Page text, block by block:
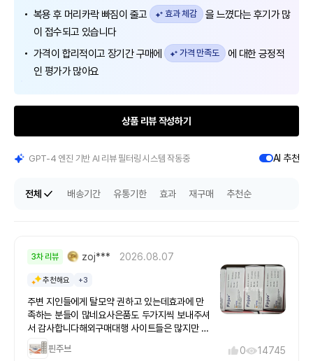
복용 후 머리카락 빠짐이 줄고
효과 체감 을 느꼈다는 후기가 많
이 접수되고 있습니다
가격이 합리적이고 장기간 구매에
가격 만족도 에 대한 긍정적
인 평가가 많아요
상품 리뷰 작성하기
GPT-4 엔진 기반 AI 리뷰 필터링 시스템 작동중
전체 배송기간 유통기한 효과 재구매 추천순
AI 추천
3차 리뷰 zoj*** 2026.08.07
추천해요 +3
주변 지인들에게 탈모약 권하고 있는데효과에 만
족하는 분들이 많네요사은품도 두가지씩 보내주셔
서 감사합니다해외구매대행 사이트들은 많지만 믿
을수 있는곳 찾기가 쉽지않은데 라무몰이용한지
몇년이 지났는데 아직 아무런 문제없이 잘이용하
핀주브 0 14745